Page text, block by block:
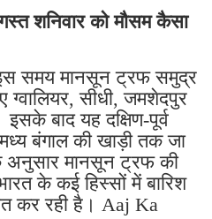
शनिवार को मौसम कैसा
इस समय मानसून ट्रफ समुद्र
ग्वालियर, सीधी, जमशेदपुर
बाद यह दक्षिण-पूर्व
बंगाल की खाड़ी तक जा
अनुसार मानसून ट्रफ की
के कई हिस्सों में बारिश
कर रही है। Aaj Ka